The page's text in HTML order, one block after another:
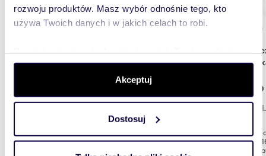
rozwoju produktów. Masz wybór odnośnie tego, kto
używa Twoich danych i w jakich celach to robi.
dane są przetwarzane oraz ustaw własne preferencje w
. W Deklaracji plików cookie możesz
zmienić lub wycofać swoją zgodę w dowolnej chwili.
Wykorzystujemy pliki cookie do spersonalizowania treści
i reklam, aby oferować funkcje społecznościowe i
Akceptuj
Dostosuj
2
1
pokój
Pokój
pokoju